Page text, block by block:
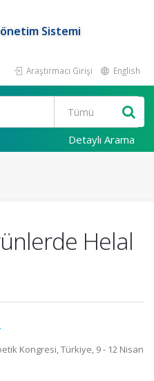
Sistemi
Araştırmacı Girişi English
Detaylı Arama
Helal
Kongresi, Türkiye, 9 - 12 Nisan